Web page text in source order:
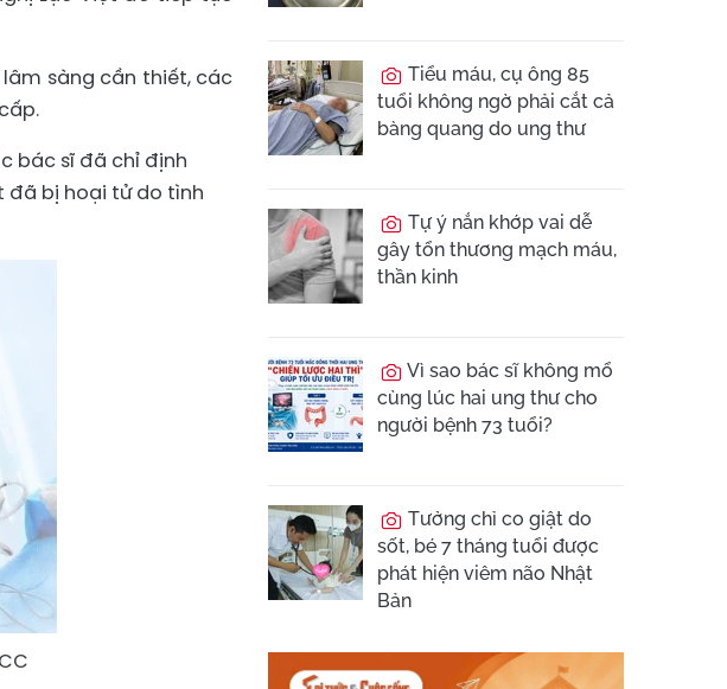
sàng cần thiết, các
bác sĩ đã chỉ định
đã bị hoại tử do tình
Tiểu máu, cụ ông 85
tuổi không ngờ phải cắt cả
bàng quang do ung thư
Tự ý nắn khớp vai dễ
gây tổn thương mạch máu,
thần kinh
Vì sao bác sĩ không mổ
cùng lúc hai ung thư cho
người bệnh 73 tuổi?
Tưởng chỉ co giật do
sốt, bé 7 tháng tuổi được
phát hiện viêm não Nhật
Bản